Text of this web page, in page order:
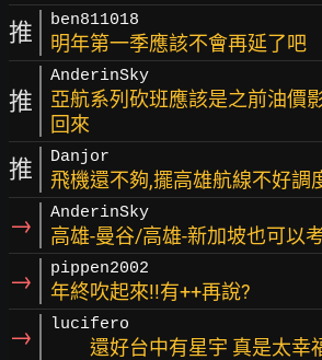
推 ben811018
明年第一季應該不會再延了吧
推
AnderinSky
亞航系列砍班應該是之前油價
回來
推 Danjor
飛機還不夠,擺高雄航線不好調
→ AnderinSky
高雄-曼谷/高雄-新加坡也可以
→ pippen2002
年終吹起來!!有++再說?
→ lucifero
還好台中有星宇 真是太幸